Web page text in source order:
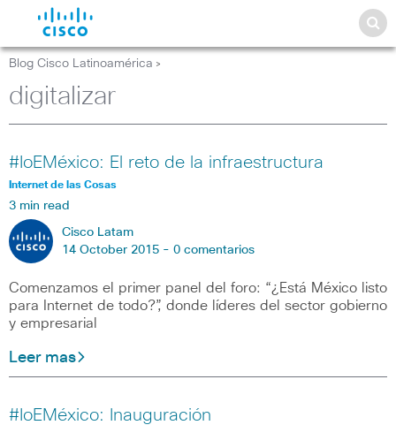
Blog Cisco Latinoamérica >
digitalizar
#IoEMéxico: El reto de la infraestructura
Internet de las Cosas
3 min read
Cisco Latam
14 October 2015 - 0 comentarios
Comenzamos el primer panel del foro: “¿Está México listo
para Internet de todo?”, donde líderes del sector gobierno
y empresarial
Leer mas
#IoEMéxico: Inauguración